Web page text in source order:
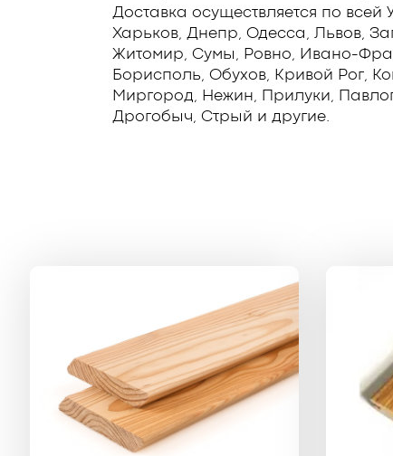
Доставка осуществляется по
Харьков, Днепр, Одесса, Львов,
Житомир, Сумы, Ровно, Ивано-
Борисполь, Обухов, Кривой Рог,
Миргород, Нежин, Прилуки,
Дрогобыч, Стрый и другие.